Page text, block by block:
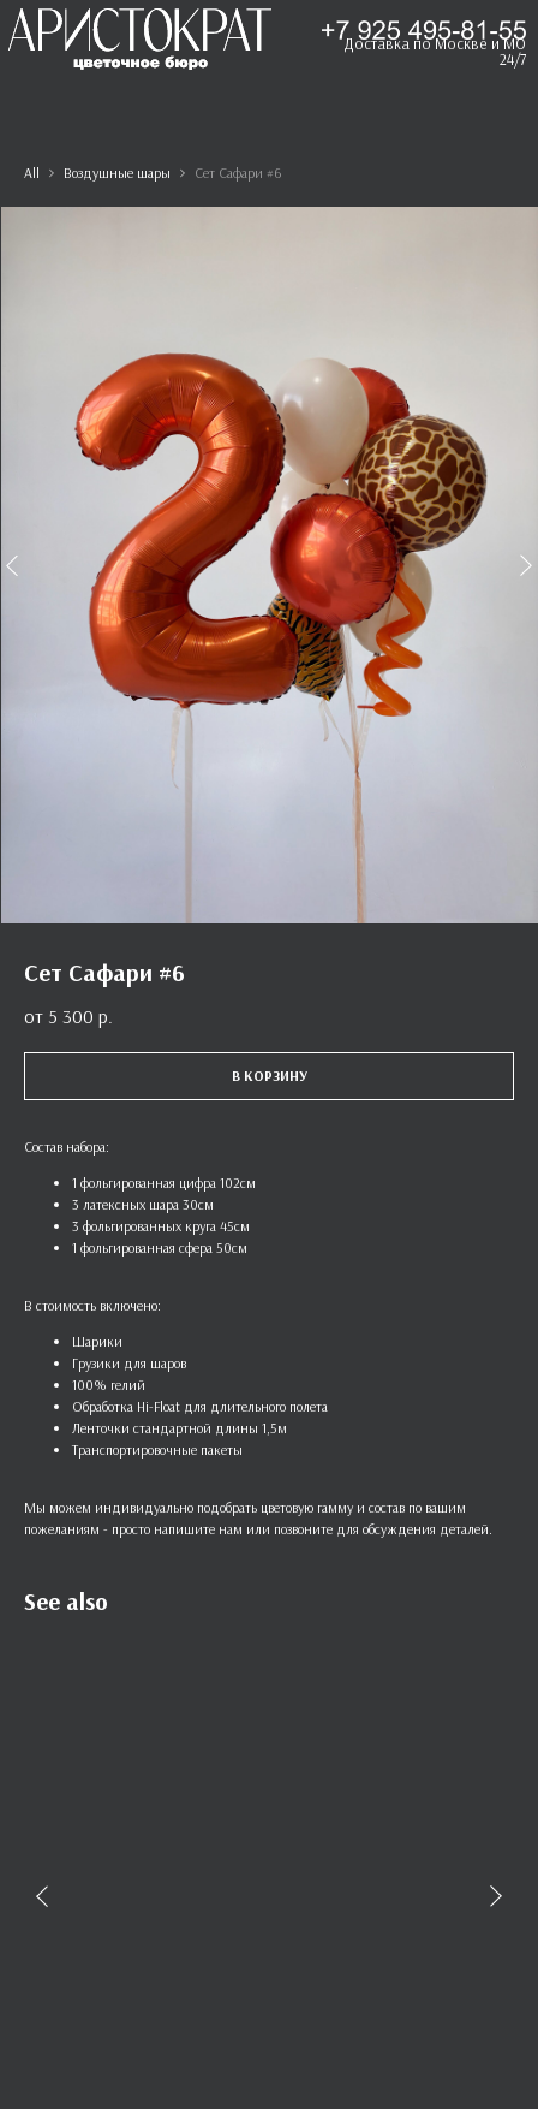
Доставка по Москве и МО
24/7
All Воздушные шары Сет Сафари #6
Сет Сафари #6
5 300 р.
В КОРЗИНУ
Состав набора:
1 фольгированная цифра 102см
3 латексных шара 30см
3 фольгированных круга 45см
1 фольгированная сфера 50см
В стоимость включено:
Шарики
Грузики для шаров
100% гелий
Обработка Hi-Float для длительного полета
Ленточки стандартной длины 1,5м
Транспортировочные пакеты
Мы можем индивидуально подобрать цветовую гамму и состав по вашим
пожеланиям - просто напишите нам или позвоните для обсуждения деталей.
See also